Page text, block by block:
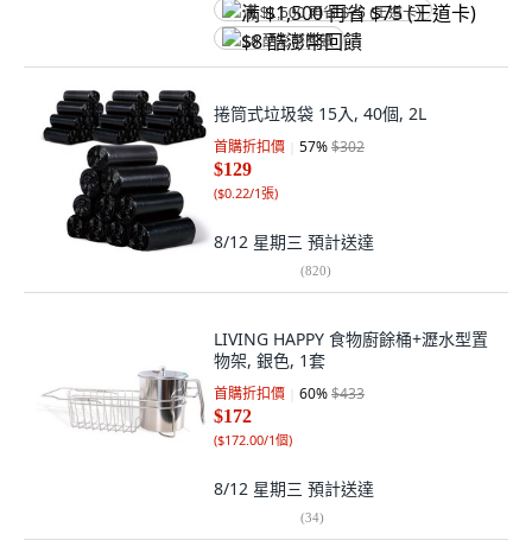
满 $1,500 再省 $75 (王道卡)
$8 酷澎幣回饋
捲筒式垃圾袋 15入, 40個, 2L
首購折扣價 57%$302
$129
($0.22/1張)
8/12 星期三 預計送達
(820)
LIVING HAPPY 食物廚餘桶+瀝水型置
物架, 銀色, 1套
首購折扣價 60%$433
$172
($172.00/1個)
8/12 星期三 預計送達
(34)